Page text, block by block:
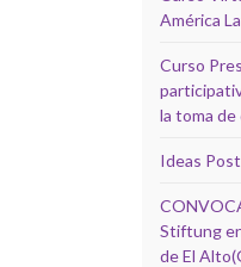
América
Curso
la toma
Ideas
Stiftung
de El